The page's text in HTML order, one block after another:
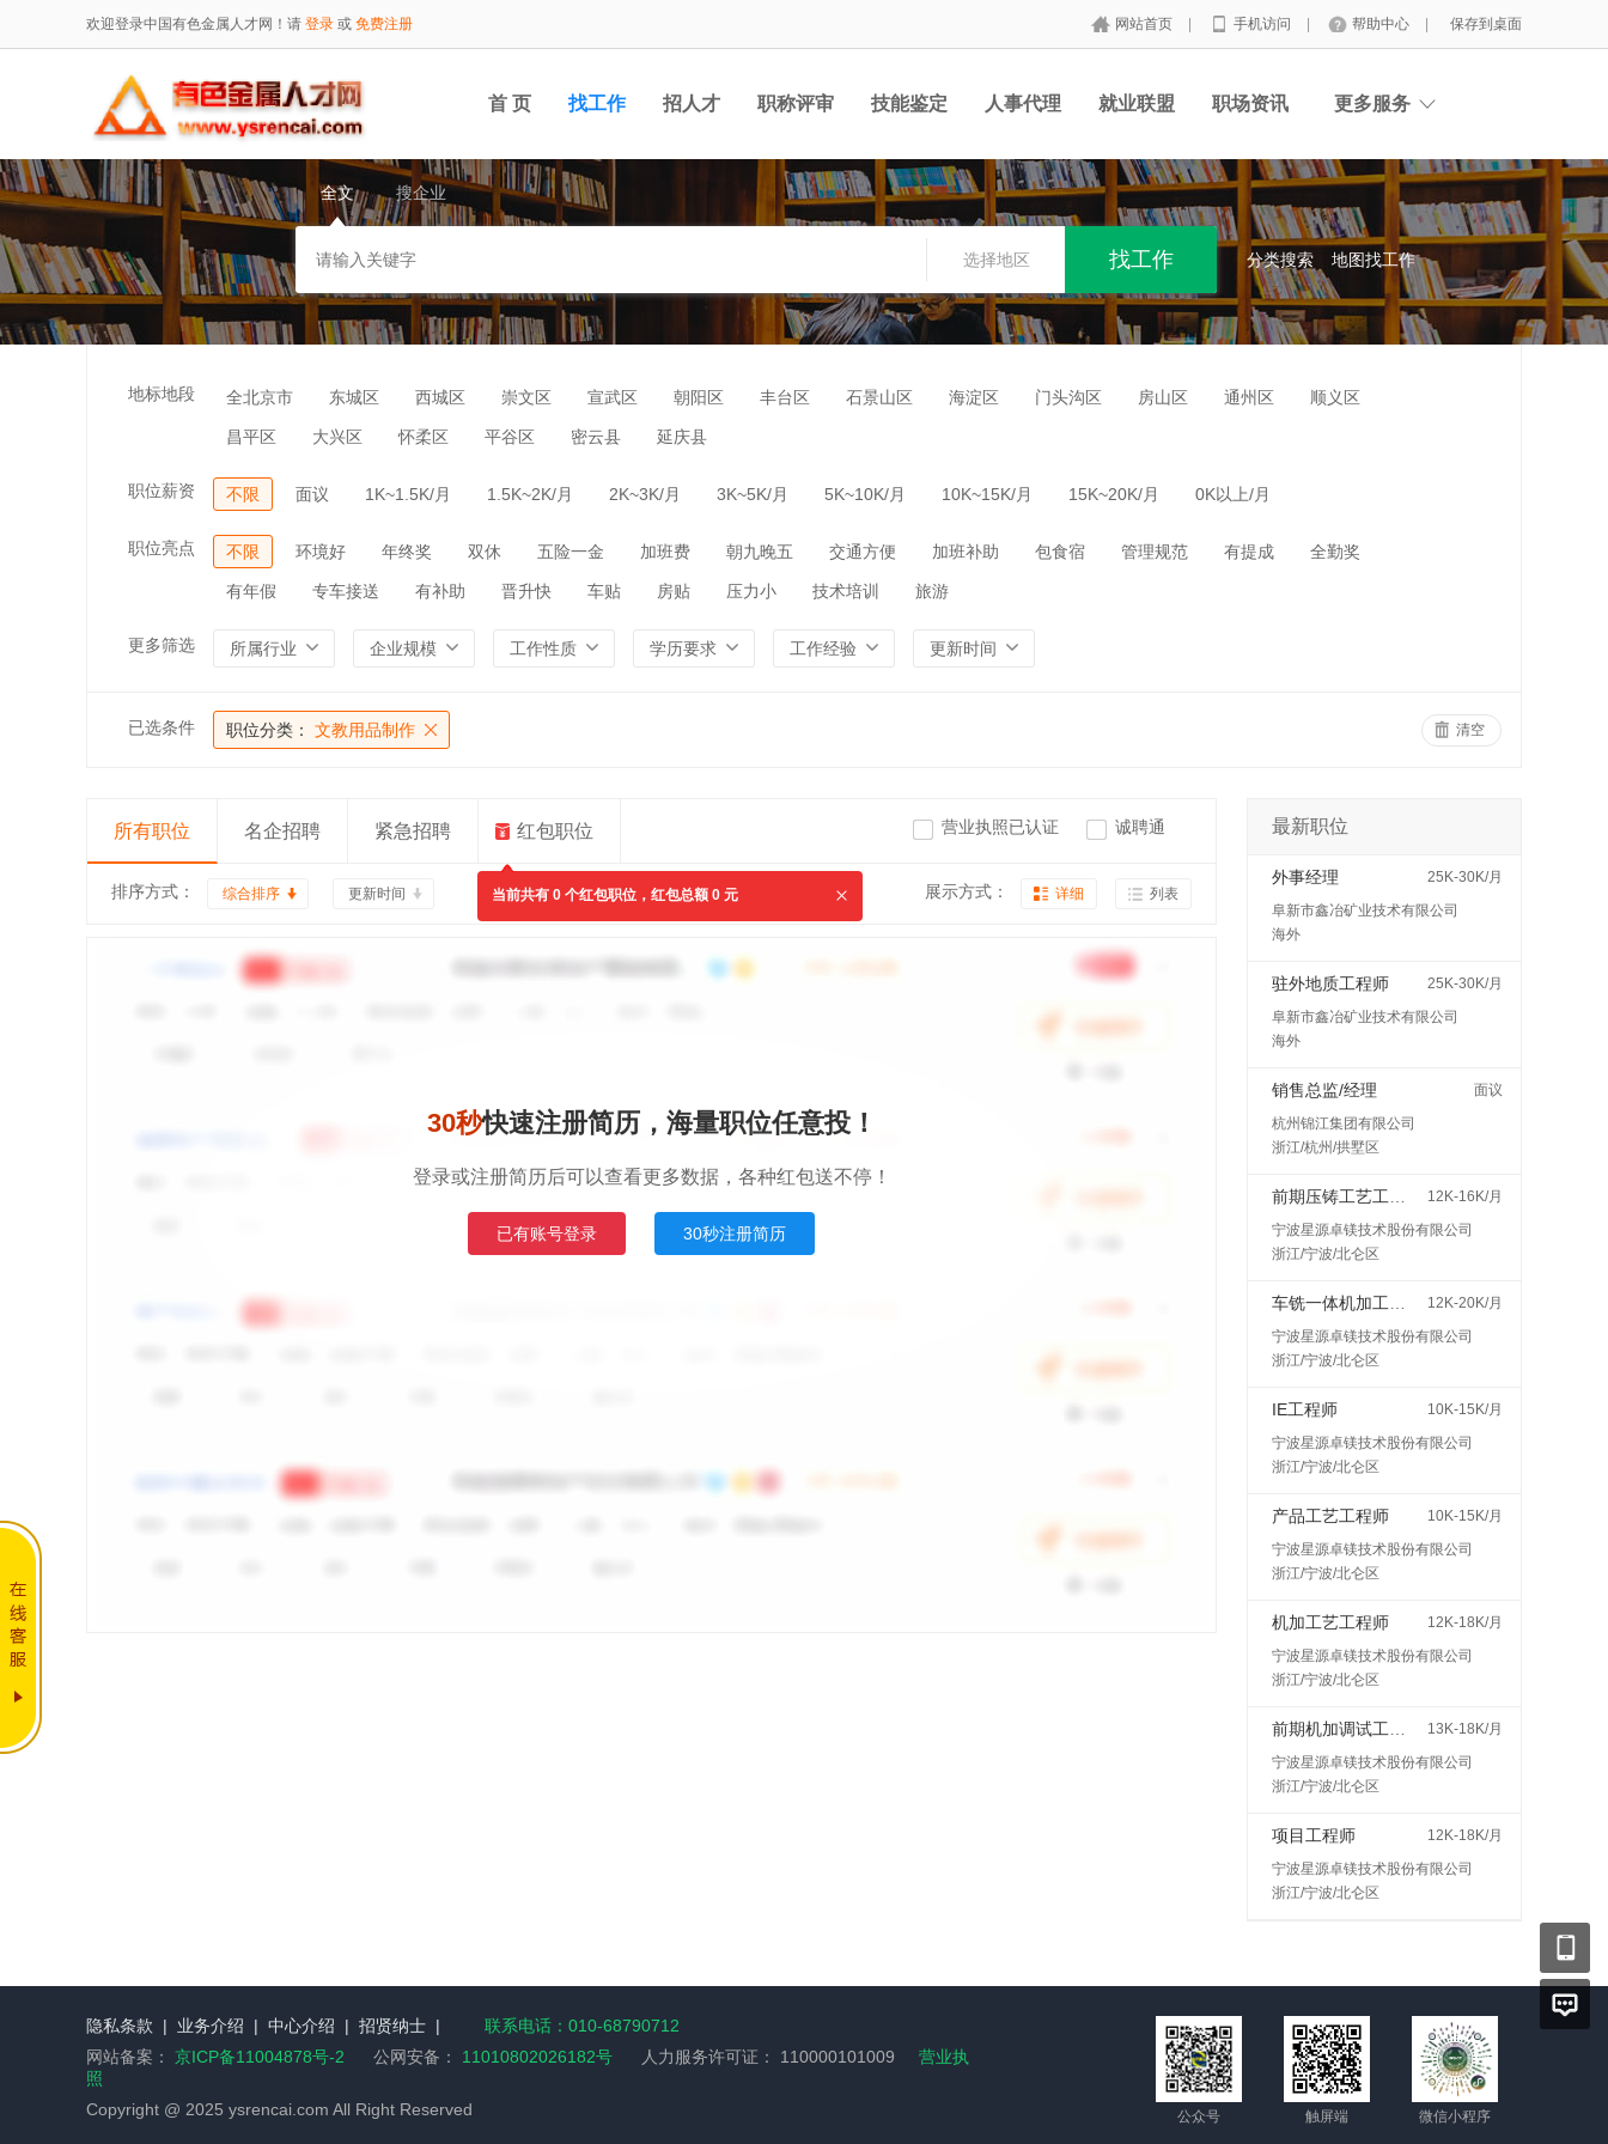
欢迎登录中国有色金属人才网！请 登录 或 免费注册 网站首页 手机访问 帮助中心 保存到桌面
首 页 找工作 招人才 职称评审 技能鉴定 人事代理 就业联盟 职场资讯 更多服务
全文 搜企业
选择地区 分类搜索 地图找工作
地标地段 全北京市 东城区 西城区 崇文区 宣武区 朝阳区 丰台区 石景山区 海淀区 门头沟区 房山区 通州区 顺义区
昌平区 大兴区 怀柔区 平谷区 密云县 延庆县
职位薪资 不限 面议 1K~1.5K/月 1.5K~2K/月 2K~3K/月 3K~5K/月 5K~10K/月 10K~15K/月 15K~20K/月 0K以上/月
职位亮点 不限 环境好 年终奖 双休 五险一金 加班费 朝九晚五 交通方便 加班补助 包食宿 管理规范 有提成 全勤奖
有年假 专车接送 有补助 晋升快 车贴 房贴 压力小 技术培训 旅游
更多筛选 所属行业 企业规模 工作性质 学历要求 工作经验 更新时间
已选条件 职位分类： 文教用品制作 清空
所有职位 名企招聘 紧急招聘 红包职位
当前共有 0 个红包职位，红包总额 0 元
营业执照已认证 诚聘通
排序方式： 综合排序 更新时间 展示方式： 详细 列表
30秒快速注册简历，海量职位任意投！
登录或注册简历后可以查看更多数据，各种红包送不停！
已有账号登录 30秒注册简历
最新职位
外事经理
25K-30K/月
阜新市鑫冶矿业技术有限公司
海外
驻外地质工程师
25K-30K/月
阜新市鑫冶矿业技术有限公司
海外
销售总监/经理
面议
杭州锦江集团有限公司
浙江/杭州/拱墅区
12K-16K/月
宁波星源卓镁技术股份有限公司
浙江/宁波/北仑区
12K-20K/月
宁波星源卓镁技术股份有限公司
浙江/宁波/北仑区
IE工程师
10K-15K/月
宁波星源卓镁技术股份有限公司
浙江/宁波/北仑区
产品工艺工程师
10K-15K/月
宁波星源卓镁技术股份有限公司
浙江/宁波/北仑区
机加工艺工程师
12K-18K/月
宁波星源卓镁技术股份有限公司
浙江/宁波/北仑区
13K-18K/月
宁波星源卓镁技术股份有限公司
浙江/宁波/北仑区
项目工程师
12K-18K/月
宁波星源卓镁技术股份有限公司
浙江/宁波/北仑区
隐私条款 | 业务介绍 | 中心介绍 | 招贤纳士 |
联系电话：010-68790712
网站备案： 京ICP备11004878号-2 公网安备： 11010802026182号 人力服务许可证： 110000101009
营业执
照
Copyright @ 2025 ysrencai.com All Right Reserved
公众号 触屏端 微信小程序